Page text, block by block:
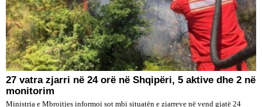
27 vatra zjarri në 24 orë në Shqipëri, 5 aktive dhe 2 në
monitorim
Ministria e Mbrojtjes informoi sot mbi situatën e zjarreve në vend gjatë 24